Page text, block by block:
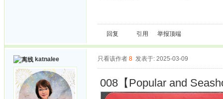
回复 引用 举报顶端
katnalee 只看该作者 8 发表于: 2025-03-09
008【Popular and